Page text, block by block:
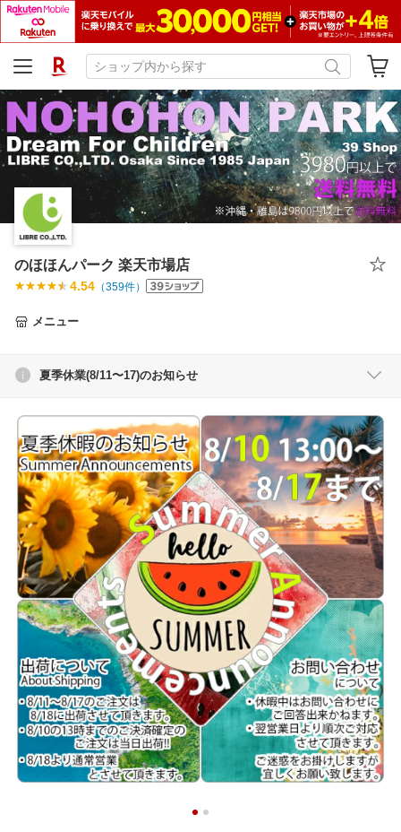
のほほんパーク 楽天市場店
4.54 （359件）
メニュー
夏季休業(8/11〜17)のお知らせ